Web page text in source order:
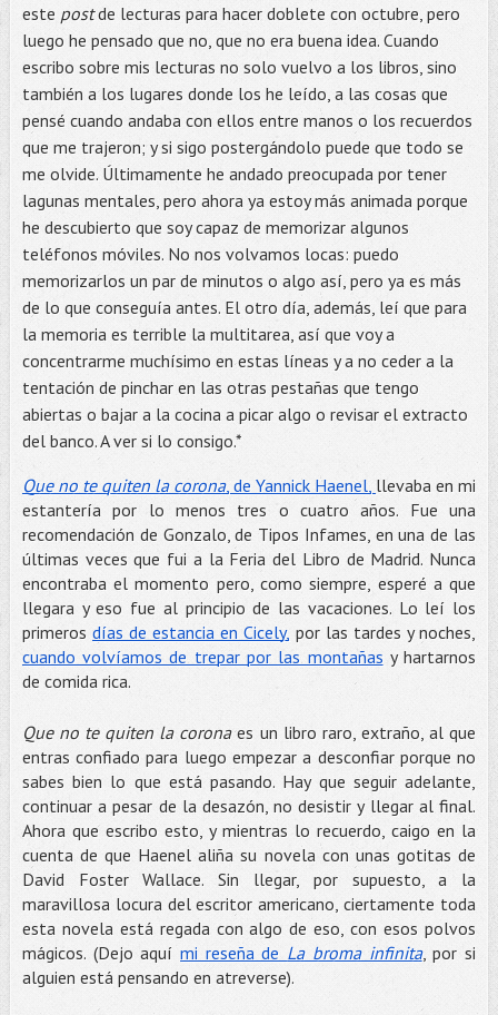
este postde lecturas para hacer doblete con octubre, pero
luego he pensado que no, que no era buena idea. Cuando
escribo sobre mis lecturas no solo vuelvo a los libros, sino
también a los lugares donde los he leído, a las cosas que
pensé cuando andaba con ellos entre manos o los recuerdos
que me trajeron; y si sigo postergándolo puede que todo se
me olvide. Últimamente he andado preocupada por tener
lagunas mentales, pero ahora ya estoy más animada porque
he descubierto que soy capaz de memorizar algunos
teléfonos móviles. No nos volvamos locas: puedo
memorizarlos un par de minutos o algo así, pero ya es más
de lo que conseguía antes. El otro día, además, leí que para
la memoria es terrible la multitarea, así que voy a
concentrarme muchísimo en estas líneas y a no ceder a la
tentación de pinchar en las otras pestañas que tengo
abiertas o bajar a la cocina a picar algo o revisar el extracto
del banco. A ver si lo consigo.*
Que no te quiten la corona, de Yannick Haenel, llevaba en mi
estantería por lo menos tres o cuatro años. Fue una
recomendación de Gonzalo, de Tipos Infames, en una de las
últimas veces que fui a la Feria del Libro de Madrid. Nunca
encontraba el momento pero, como siempre, esperé a que
llegara y eso fue al principio de las vacaciones. Lo leí los
primerosdías de estancia en Cicely, por las tardes y noches,
cuando volvíamos de trepar por las montañas y hartarnos
de comida rica.
Que no te quiten la coronaes un libro raro, extraño, al que
entras confiado para luego empezar a desconfiar porque no
sabes bien lo que está pasando. Hay que seguir adelante,
continuar a pesar de la desazón, no desistir y llegar al final.
Ahora que escribo esto, y mientras lo recuerdo, caigo en la
cuenta de que Haenel aliña su novela con unas gotitas de
David Foster Wallace. Sin llegar, por supuesto, a la
maravillosa locura del escritor americano, ciertamente toda
esta novela está regada con algo de eso, con esos polvos
mágicos. (Dejo aquími reseña de La broma infinita, por si
alguien está pensando en atreverse).